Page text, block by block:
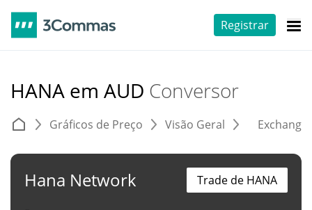
Registrar
HANA em AUD Conversor
Gráficos de Preço Visão Geral
Hana Network Trade de HANA